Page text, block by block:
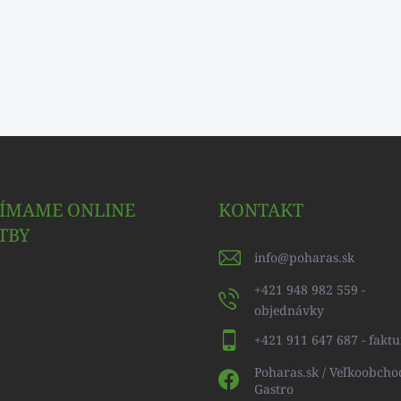
ONLINE
KONTAKT
info@poharas.sk
+421 948 982 559 -
objednávky
+421 911 647 687 -
Poharas.sk /
Gastro